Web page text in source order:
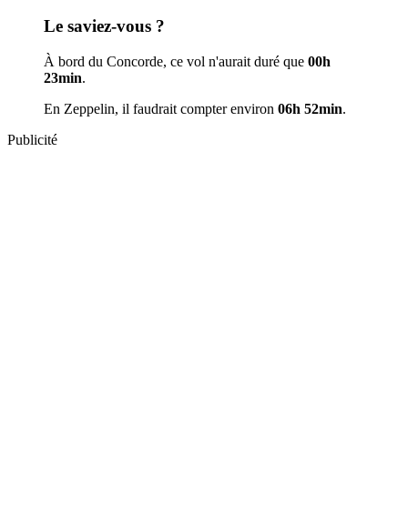
Le saviez-vous ?
À bord du Concorde, ce vol n'aurait duré que 00h
23min.
En Zeppelin, il faudrait compter environ 06h 52min.
Publicité